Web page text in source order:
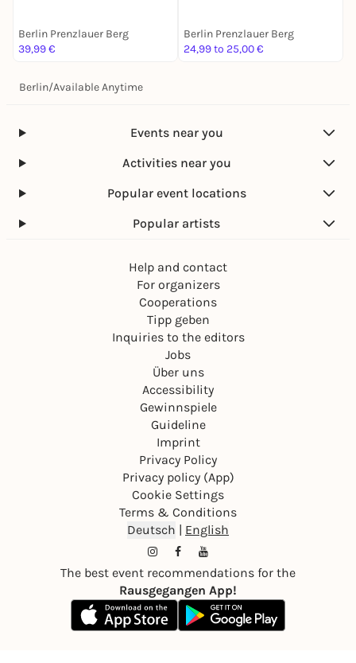
Berlin Prenzlauer Berg
39,99 €
Berlin Prenzlauer Berg
24,99 to 25,00 €
Berlin/Available Anytime
Events near you
Activities near you
Popular event locations
Popular artists
Help and contact
For organizers
Cooperations
Tipp geben
Inquiries to the editors
Jobs
Über uns
Accessibility
Gewinnspiele
Guideline
Imprint
Privacy Policy
Privacy policy (App)
Cookie Settings
Terms & Conditions
Deutsch | English
The best event recommendations for the
Rausgegangen App!